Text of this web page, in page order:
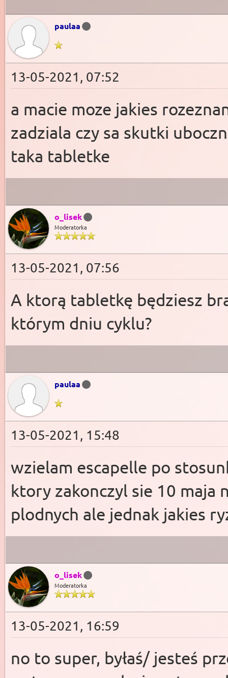
paulaa
13-05-2021, 07:52
a macie moze jakies
zadziala czy sa skutki
taka tabletke
o_lisek
Moderatorka
13-05-2021, 07:56
A ktorą tabletkę będziesz
którym dniu cyklu?
paulaa
13-05-2021, 15:48
wzielam escapelle po
ktory zakonczyl sie 10 maja
plodnych ale jednak jakies
o_lisek
Moderatorka
13-05-2021, 16:59
no to super, byłaś/ jesteś